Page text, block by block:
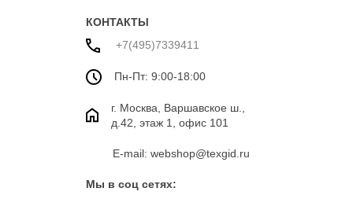
КОНТАКТЫ
+7(495)7339411
Пн-Пт: 9:00-18:00
г. Москва, Варшавское ш.,
д.42, этаж 1, офис 101
E-mail: webshop@texgid.ru
Мы в соц сетях: